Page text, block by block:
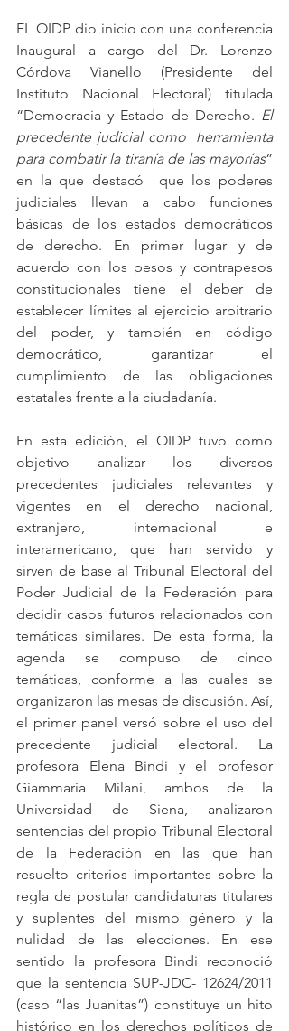
EL OIDP dio inicio con una conferencia
Inaugural a cargo del Dr. Lorenzo
Córdova Vianello (Presidente del
“Democracia y Estado de Derecho. El
precedente judicial como  herramienta
para combatir la tiranía de las mayorías”
en la que destacó  que los poderes
judiciales llevan a cabo funciones
básicas de los estados democráticos
de derecho. En primer lugar y de
acuerdo con los pesos y contrapesos
constitucionales tiene el deber de
establecer límites al ejercicio arbitrario
del poder, y también en código
democrático, garantizar el
cumplimiento de las obligaciones
estatales frente a la ciudadanía.
En esta edición, el OIDP tuvo como
objetivo analizar los diversos
precedentes judiciales relevantes y
vigentes en el derecho nacional,
extranjero, internacional e
interamericano, que han servido y
sirven de base al Tribunal Electoral del
Poder Judicial de la Federación para
decidir casos futuros relacionados con
temáticas similares. De esta forma, la
agenda se compuso de cinco
temáticas, conforme a las cuales se
organizaron las mesas de discusión. Así,
el primer panel versó sobre el uso del
precedente judicial electoral. La
profesora Elena Bindi y el profesor
Giammaria Milani, ambos de la
Universidad de Siena, analizaron
sentencias del propio Tribunal Electoral
de la Federación en las que han
resuelto criterios importantes sobre la
regla de postular candidaturas titulares
y suplentes del mismo género y la
nulidad de las elecciones. En ese
sentido la profesora Bindi reconoció
que la sentencia SUP-JDC- 12624/2011
(caso “las Juanitas”)
histórico en los derechos políticos de